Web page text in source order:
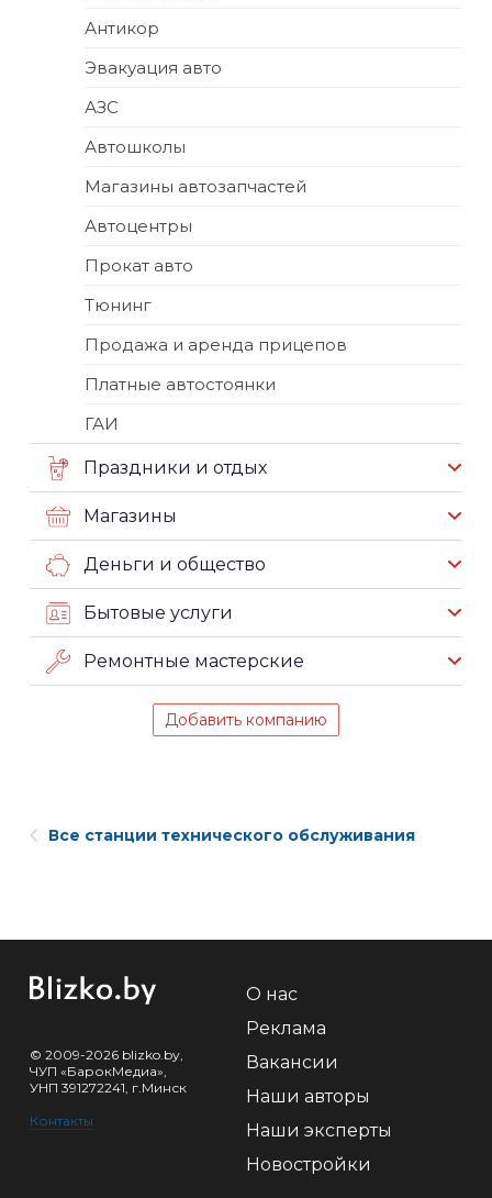
Антикор
Эвакуация авто
АЗС
Автошколы
Магазины автозапчастей
Автоцентры
Прокат авто
Тюнинг
Продажа и аренда прицепов
Платные автостоянки
ГАИ
Праздники и отдых
Магазины
Деньги и общество
Бытовые услуги
Ремонтные мастерские
Добавить компанию
Все станции технического обслуживания
© 2009-2026 blizko.by,
ЧУП «БарокМедиа»,
УНП 391272241, г.Минск
Контакты
О нас
Реклама
Вакансии
Наши авторы
Наши эксперты
Новостройки